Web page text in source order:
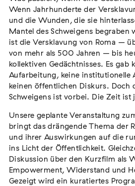
Der Weg der Sinti und
02. August 2026 - 16. August
Flucht – Internierung –
Vernichtung
07. August 2026 Darmstadt
Wenn Jahrhunderte der
und die Wunden, die sie
Mantel des Schweigens begraben
ist die Versklavung von Roma –
von mehr als 500 Jahren – bis
kollektiven Gedächtnisses. Es gab
Aufarbeitung, keine institutionelle
keinen öffentlichen Diskurs. Doch
Schweigens ist vorbei. Die Zeit ist
Unsere geplante Veranstaltung
bringt das drängende Thema der
und ihrer Auswirkungen auf die
ins Licht der Öffentlichkeit.
Diskussion über den Kurzfilm als
Empowerment, Widerstand und
Gezeigt wird ein kuratiertes